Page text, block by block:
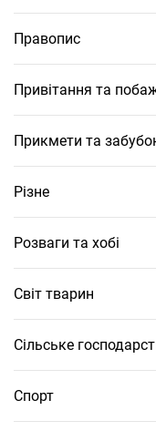
Правопис
Привітання та
Прикмети та
Різне
Розваги та хобі
Світ тварин
Сільське
Спорт